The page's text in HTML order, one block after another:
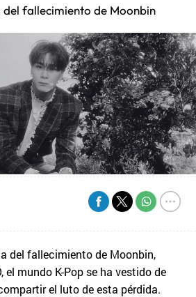
fallecimiento de Moonbin
del fallecimiento de Moonbin,
el mundo K-Pop se ha vestido de
el luto de esta pérdida.